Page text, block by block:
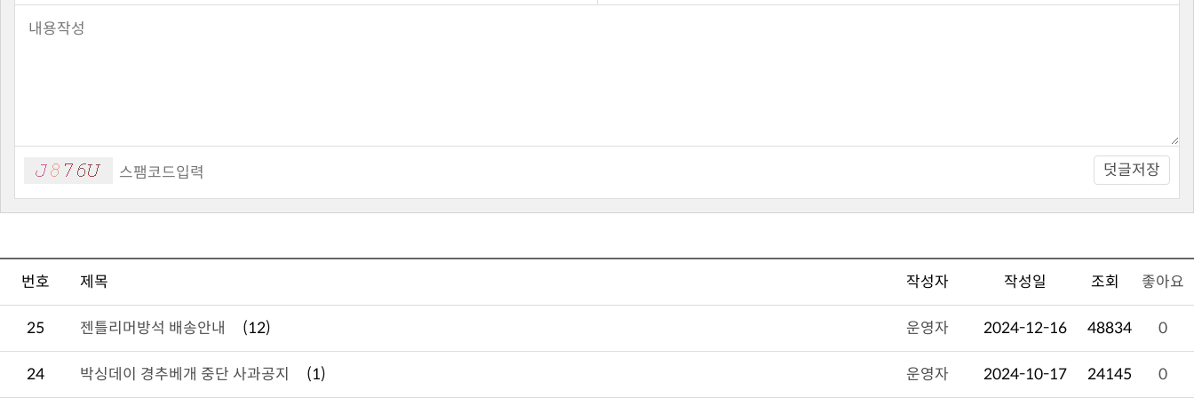
덧글저장
번호 제목 작성자 작성일 조회 좋아요
25 젠틀리머방석 배송안내 (12) 운영자 2024-12-16 48834 0
24 박싱데이 경추베개 중단 사과공지 (1) 운영자 2024-10-17 24145 0